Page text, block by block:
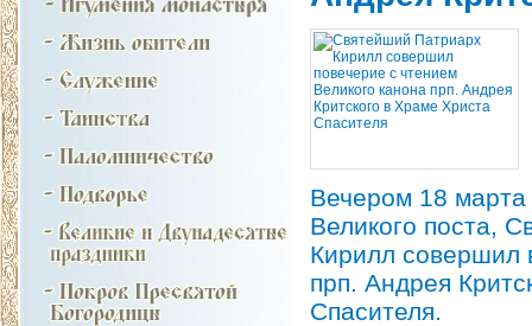
Вечером 18 марта
Великого поста,
Кирилл совершил
прп. Андрея
Спасителя.